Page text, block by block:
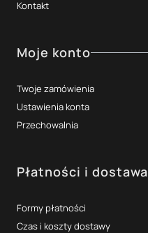
Kontakt
Moje konto
Twoje zamówienia
Ustawienia konta
Przechowalnia
Płatności i dostawa
Formy płatności
Czas i koszty dostawy